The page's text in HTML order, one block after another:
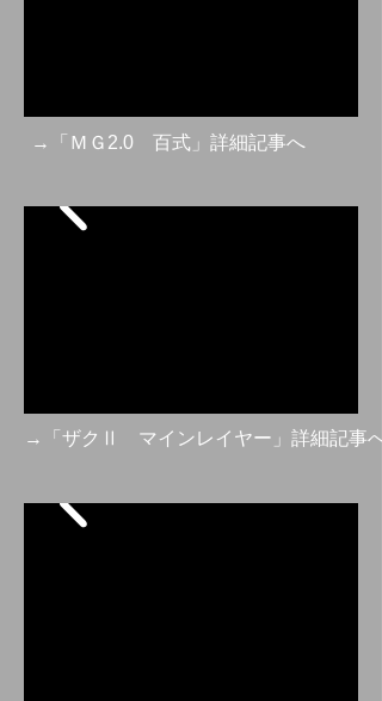
→「ＭＧ2.0 百式」詳細記事へ
→「ザクⅡ マインレイヤー」詳細記事へ